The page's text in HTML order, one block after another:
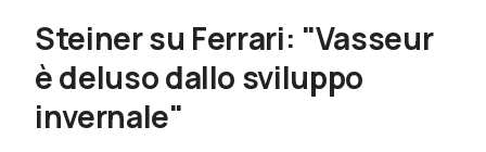
Steiner su Ferrari: "Vasseur
è deluso dallo sviluppo
invernale"